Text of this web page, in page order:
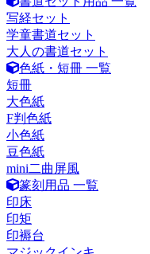
写経セット
学童書道セット
大人の書道セット
色紙・短冊 一覧
短冊
大色紙
F判色紙
小色紙
豆色紙
mini二曲屏風
篆刻用品 一覧
印床
印矩
印褥台